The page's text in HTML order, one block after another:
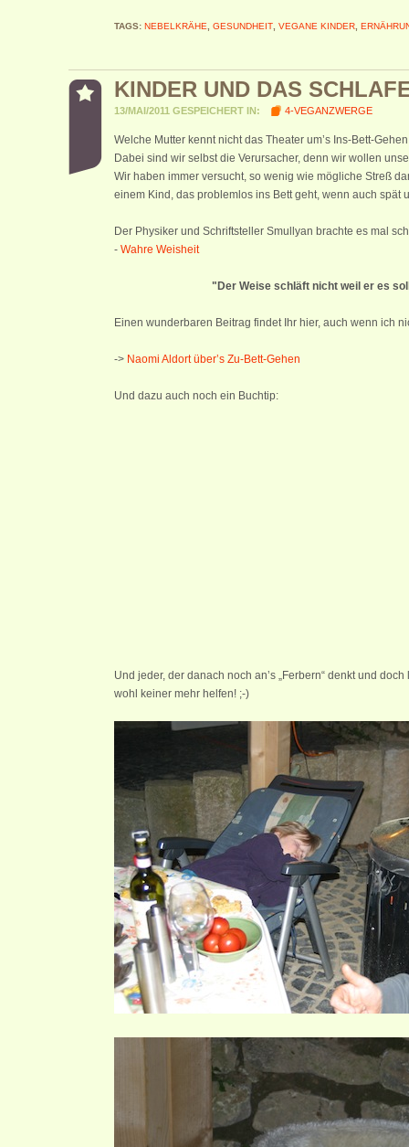
TAGS: NEBELKRÄHE GESUNDHEIT VEGANE KINDER
KINDER UND DAS
13/MAI/2011 GESPEICHERT IN: 4-VEGANZWERGE
Welche Mutter kennt nicht das Theater um’s Ins-Bett-
Dabei sind wir selbst die Verursacher, denn wir wollen
Wir haben immer versucht, so wenig wie mögliche Streß
einem Kind, das problemlos ins Bett geht, wenn auch spät
Der Physiker und Schriftsteller Smullyan brachte es mal
- Wahre Weisheit
"Der Weise schläft nicht weil er es
Einen wunderbaren Beitrag findet Ihr hier, auch wenn ich
-> Naomi Aldort über’s Zu-Bett-Gehen
Und dazu auch noch ein Buchtip:
Und jeder, der danach noch an’s „Ferbern“ denkt und
wohl keiner mehr helfen! ;-)